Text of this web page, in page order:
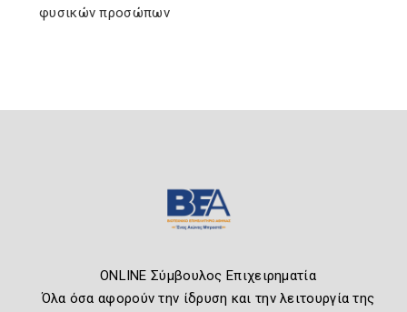
φυσικών προσώπων
ONLINE Σύμβουλος Επιχειρηματία
Όλα όσα αφορούν την ίδρυση και την λειτουργία της